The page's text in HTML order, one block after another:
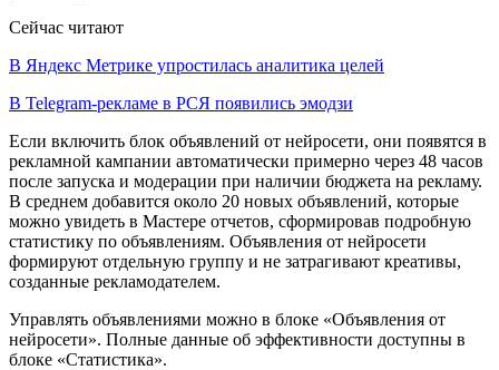
Сейчас читают
В Яндекс Метрике упростилась аналитика целей
В Telegram-рекламе в РСЯ появились эмодзи
Если включить блок объявлений от нейросети, они появятся в
рекламной кампании автоматически примерно через 48 часов
после запуска и модерации при наличии бюджета на рекламу.
В среднем добавится около 20 новых объявлений, которые
можно увидеть в Мастере отчетов, сформировав подробную
статистику по объявлениям. Объявления от нейросети
формируют отдельную группу и не затрагивают креативы,
созданные рекламодателем.
Управлять объявлениями можно в блоке «Объявления от
нейросети». Полные данные об эффективности доступны в
блоке «Статистика».